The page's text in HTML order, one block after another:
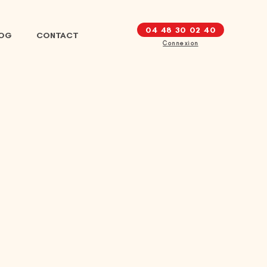
CONTACT
04 48 30 02 40
Connexion